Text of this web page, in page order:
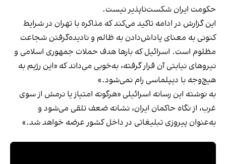
حکومت ایران شکست‌ناپذیر نیست.
این گزارش در ادامه تاکید می‌کند که مذاکره با تهران در شرایط
کنونی به معنای پاداش‌دادن به ظالم و نادیده‌گرفتن شجاعت
مظلوم است. اسرائیل که بارها هدف حملات جمهوری اسلامی و
نیروهای نیابتی آن قرار گرفته، به‌خوبی می‌داند که «این رژیم به
هیچ‌وجه با دیپلماسی رام نمی‌شود.»
به نوشته این رسانه اسرائیلی «هرگونه امتیاز یا نرمش از سوی
غرب، از نگاه حاکمان ایران، نشانه ضعف تلقی می‌شود و
به‌عنوان پیروزی تبلیغاتی در داخل کشور عرضه خواهد شد.»